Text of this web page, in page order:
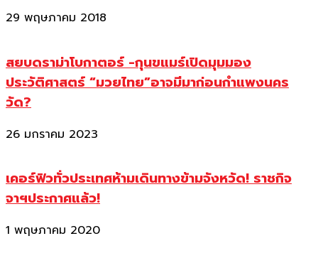
29 พฤษภาคม 2018
สยบดราม่าโบกาตอร์ -กุนขแมร์เปิดมุมมอง
ประวัติศาสตร์ “มวยไทย”อาจมีมาก่อนกำแพงนคร
วัด?
26 มกราคม 2023
เคอร์ฟิวทั่วประเทศห้ามเดินทางข้ามจังหวัด! ราชกิจ
จาฯประกาศแล้ว!
1 พฤษภาคม 2020